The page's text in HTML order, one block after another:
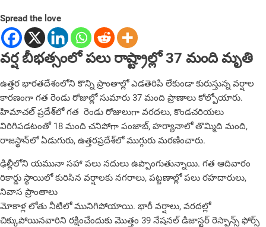
Spread the love
వర్ష బీభత్సంలో పలు రాష్ట్రాల్లో 37 మంది మృతి
ఉత్తర భారతదేశంలోని కొన్ని ప్రాంతాల్లో ఎడతెరిపి లేకుండా కురుస్తున్న వర్షాల
కారణంగా గత రెండు రోజుల్లో సుమారు 37 మంది ప్రాణాలు కోల్పోయారు.
హిమాచల్ ప్రదేశ్‌లో గత రెండు రోజులుగా వరదలు, కొండచరియలు
విరిగిపడటంతో 18 మంది చనిపోగా పంజాబ్, హర్యానాలో తొమ్మిది మంది,
రాజస్థాన్‌లో ఏడుగురు, ఉత్తరప్రదేశ్‌లో ముగ్గురు మరణించారు.
ఢిల్లీలోని యమునా సహా పలు నదులు ఉప్పొంగుతున్నాయి. గత ఆదివారం
రికార్డు స్థాయిలో కురిసిన వర్షాలకు నగరాలు, పట్టణాల్లో పలు రహదారులు,
నివాస ప్రాంతాలు
మోకాళ్ల లోతు నీటిలో మునిగిపోయాయి. భారీ వర్షాలు, వరదల్లో
చిక్కుపోయినవారిని రక్షించేందుకు మొత్తం 39 నేషనల్ డిజాస్టర్ రెస్పాన్స్ ఫోర్స్